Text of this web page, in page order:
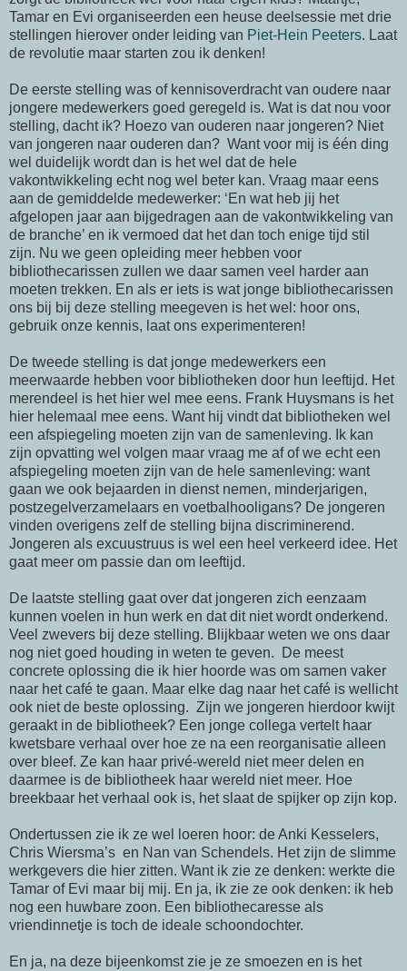
Tamar en Evi organiseerden een heuse deelsessie met drie
stellingen hierover onder leiding van Piet-Hein Peeters. Laat
de revolutie maar starten zou ik denken!
De eerste stelling was of kennisoverdracht van oudere naar
jongere medewerkers goed geregeld is. Wat is dat nou voor
stelling, dacht ik? Hoezo van ouderen naar jongeren? Niet
van jongeren naar ouderen dan? Want voor mij is één ding
wel duidelijk wordt dan is het wel dat de hele
vakontwikkeling echt nog wel beter kan. Vraag maar eens
aan de gemiddelde medewerker: ‘En wat heb jij het
afgelopen jaar aan bijgedragen aan de vakontwikkeling van
de branche’ en ik vermoed dat het dan toch enige tijd stil
zijn. Nu we geen opleiding meer hebben voor
bibliothecarissen zullen we daar samen veel harder aan
moeten trekken. En als er iets is wat jonge bibliothecarissen
ons bij bij deze stelling meegeven is het wel: hoor ons,
gebruik onze kennis, laat ons experimenteren!
De tweede stelling is dat jonge medewerkers een
meerwaarde hebben voor bibliotheken door hun leeftijd. Het
merendeel is het hier wel mee eens. Frank Huysmans is het
hier helemaal mee eens. Want hij vindt dat bibliotheken wel
een afspiegeling moeten zijn van de samenleving. Ik kan
zijn opvatting wel volgen maar vraag me af of we echt een
afspiegeling moeten zijn van de hele samenleving: want
gaan we ook bejaarden in dienst nemen, minderjarigen,
postzegelverzamelaars en voetbalhooligans? De jongeren
vinden overigens zelf de stelling bijna discriminerend.
Jongeren als excuustruus is wel een heel verkeerd idee. Het
gaat meer om passie dan om leeftijd.
De laatste stelling gaat over dat jongeren zich eenzaam
kunnen voelen in hun werk en dat dit niet wordt onderkend.
Veel zwevers bij deze stelling. Blijkbaar weten we ons daar
nog niet goed houding in weten te geven. De meest
concrete oplossing die ik hier hoorde was om samen vaker
naar het café te gaan. Maar elke dag naar het café is wellicht
ook niet de beste oplossing. Zijn we jongeren hierdoor kwijt
geraakt in de bibliotheek? Een jonge collega vertelt haar
kwetsbare verhaal over hoe ze na een reorganisatie alleen
over bleef. Ze kan haar privé-wereld niet meer delen en
daarmee is de bibliotheek haar wereld niet meer. Hoe
breekbaar het verhaal ook is, het slaat de spijker op zijn kop.
Ondertussen zie ik ze wel loeren hoor: de Anki Kesselers,
Chris Wiersma’s en Nan van Schendels. Het zijn de slimme
werkgevers die hier zitten. Want ik zie ze denken: werkte die
Tamar of Evi maar bij mij. En ja, ik zie ze ook denken: ik heb
nog een huwbare zoon. Een bibliothecaresse als
vriendinnetje is toch de ideale schoondochter.
En ja, na deze bijeenkomst zie je ze smoezen en is het